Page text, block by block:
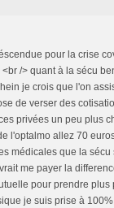
pour la crise
/> quant à la sécu
je crois que l'on
de verser des
privées un peu plus
l'optalmo allez 70
médicales que la
me payer la
pour prendre plus
je suis prise à